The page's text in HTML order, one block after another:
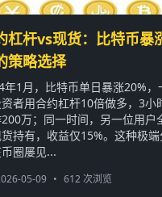
杠杆vs现货：比特币暴
策略选择
年1月，比特币单日暴涨20%，
者用合约杠杆10倍做多，3小
万；同一时间，另一位用户
持有，收益仅15%。这种极端
圈屡见...
05-09 • 612 次浏览